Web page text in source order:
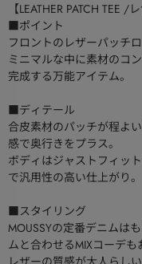
【LEATHER PATCH TEE /
■ポイント
フロントのレザーパッチ
ミニマルな中に素材のコ
完成する万能アイテム。
■ディテール
合皮素材のパッチが程よ
感で奥行きをプラス。
ボディはジャストフィッ
で汎用性の高い仕上がり。
■スタイリング
MOUSSYの定番デニムは
ムと合わせるMIXコーデも